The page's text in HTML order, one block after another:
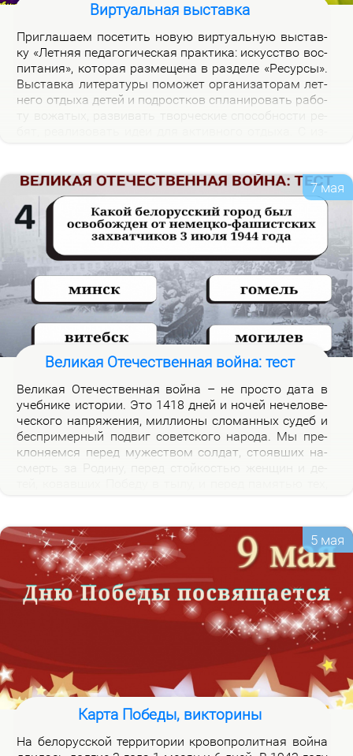
Виртуальная выставка
При­гла­ша­ем по­се­тить но­вую вир­ту­аль­ную вы­став­
ку «Лет­няя пе­да­го­ги­че­ская прак­ти­ка: ис­кус­ство вос­
пи­та­ния», ко­то­рая раз­ме­ще­на в раз­де­ле «Ре­сур­сы».
Вы­став­ка ли­те­ра­ту­ры по­мо­жет ор­га­ни­за­то­рам лет­
не­го от­ды­ха де­тей и под­рост­ков спла­ни­ро­вать ра­бо­
вер­си­те­та.
7 мая
Великая Отечественная война: тест
Ве­ли­кая Оте­че­ствен­ная вой­на – не про­сто да­та в
учеб­ни­ке ис­то­рии. Это 1418 дней и но­чей нече­ло­ве­
че­ско­го на­пря­же­ния, мил­ли­о­ны сло­ман­ных су­деб и
бес­при­мер­ный по­двиг со­вет­ско­го на­ро­да. Мы пре­
кло­ня­ем­ся пе­ред му­же­ством сол­дат, сто­яв­ших на­
ям.
5 мая
Карта Победы, викторины
На бе­ло­рус­ской тер­ри­то­рии кро­во­про­лит­ная вой­на